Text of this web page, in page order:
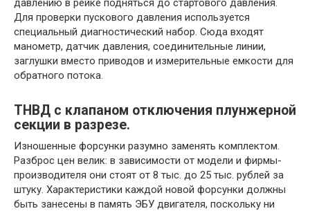
Для проверки пускового давления используется
специальный диагностический набор. Сюда входят
манометр, датчик давления, соединительные линии,
заглушки вместо приводов и измерительные емкости для
обратного потока.
ТНВД с клапаном отключения плунжерной
секции в разрезе.
Изношенные форсунки разумно заменять комплектом.
Разброс цен велик: в зависимости от модели и фирмы-
производителя они стоят от 8 тыс. до 25 тыс. рублей за
штуку. Характеристики каждой новой форсунки должны
быть занесены в память ЭБУ двигателя, поскольку ни